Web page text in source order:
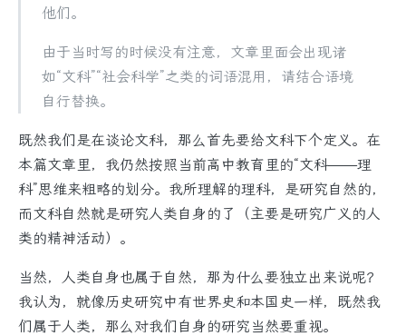
他们。
由于当时写的时候没有注意，文章里面会出现诸
如“文科”“社会科学”之类的词语混用，请结合语境
自行替换。
既然我们是在谈论文科，那么首先要给文科下个定义。在
本篇文章里，我仍然按照当前高中教育里的“文科——理
科”思维来粗略的划分。我所理解的理科，是研究自然的，
而文科自然就是研究人类自身的了（主要是研究广义的人
类的精神活动）。
当然，人类自身也属于自然，那为什么要独立出来说呢？
我认为，就像历史研究中有世界史和本国史一样，既然我
们属于人类，那么对我们自身的研究当然要重视。